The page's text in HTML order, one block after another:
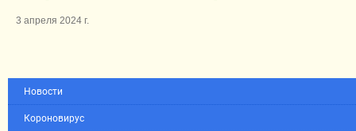
3 апреля 2024 г.
Новости
Короновирус